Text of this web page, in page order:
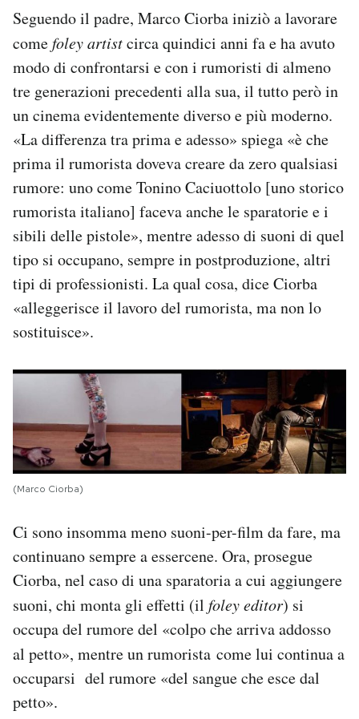
Seguendo il padre, Marco Ciorba iniziò a lavorare
comefoley artistcirca quindici anni fa e ha avuto
modo di confrontarsi e con i rumoristi di almeno
tre generazioni precedenti alla sua, il tutto però in
un cinema evidentemente diverso e più moderno.
«La differenza tra prima e adesso» spiega «è che
prima il rumorista doveva creare da zero qualsiasi
rumore: uno come Tonino Caciuottolo [uno storico
rumorista italiano] faceva anche le sparatorie e i
sibili delle pistole», mentre adesso di suoni di quel
tipo si occupano, sempre in postproduzione, altri
tipi di professionisti. La qual cosa, dice Ciorba
«alleggerisce il lavoro del rumorista, ma non lo
sostituisce».
(Marco Ciorba)
Ci sono insomma meno suoni-per-film da fare, ma
continuano sempre a essercene. Ora, prosegue
Ciorba, nel caso di una sparatoria a cui aggiungere
suoni, chi monta gli effetti (il foley editor) si
occupa del rumore del «colpo che arriva addosso
al petto», mentre un rumorista come lui continua a
occuparsi del rumore «del sangue che esce dal
petto».